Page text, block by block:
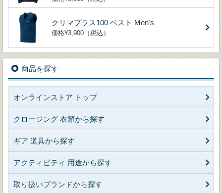
クリマプラス100 ベスト Men's
価格¥3,900（税込）
商品を探す
オンラインストア トップ
クロージング 衣類から探す
ギア 道具から探す
アクティビティ 用途から探す
取り扱いブランドから探す